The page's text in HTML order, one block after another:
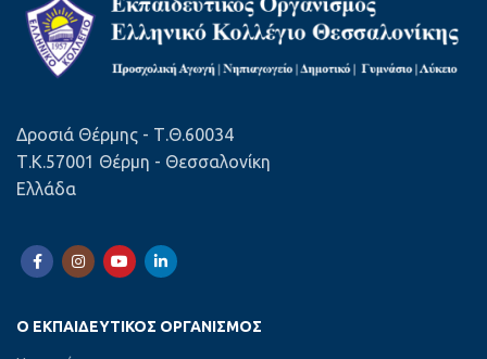
Δροσιά Θέρμης - Τ.Θ.60034
Τ.Κ.57001 Θέρμη - Θεσσαλονίκη
Ελλάδα
Ο ΕΚΠΑΙΔΕΥΤΙΚΌΣ ΟΡΓΑΝΙΣΜΌΣ